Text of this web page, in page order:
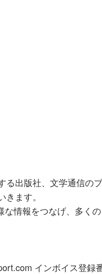
出版社、文学通信のブ
ます。
情報をつなげ、多く
インボイス登録